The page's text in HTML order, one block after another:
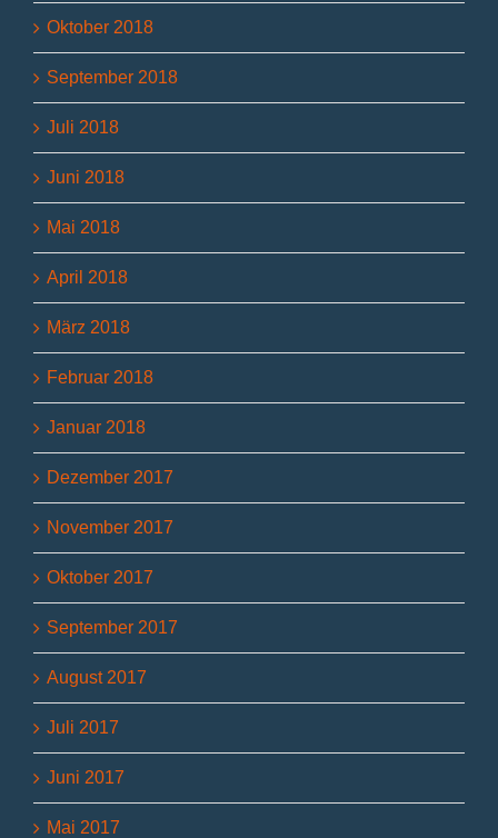
Oktober 2018
September 2018
Juli 2018
Juni 2018
Mai 2018
April 2018
März 2018
Februar 2018
Januar 2018
Dezember 2017
November 2017
Oktober 2017
September 2017
August 2017
Juli 2017
Juni 2017
Mai 2017